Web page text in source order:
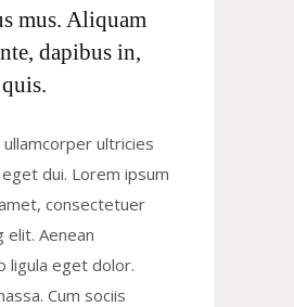
mus. Aliquam
dapibus in,
ultricies
dui. Lorem ipsum
consectetuer
elit. Aenean
ligula eget dolor.
Cum sociis